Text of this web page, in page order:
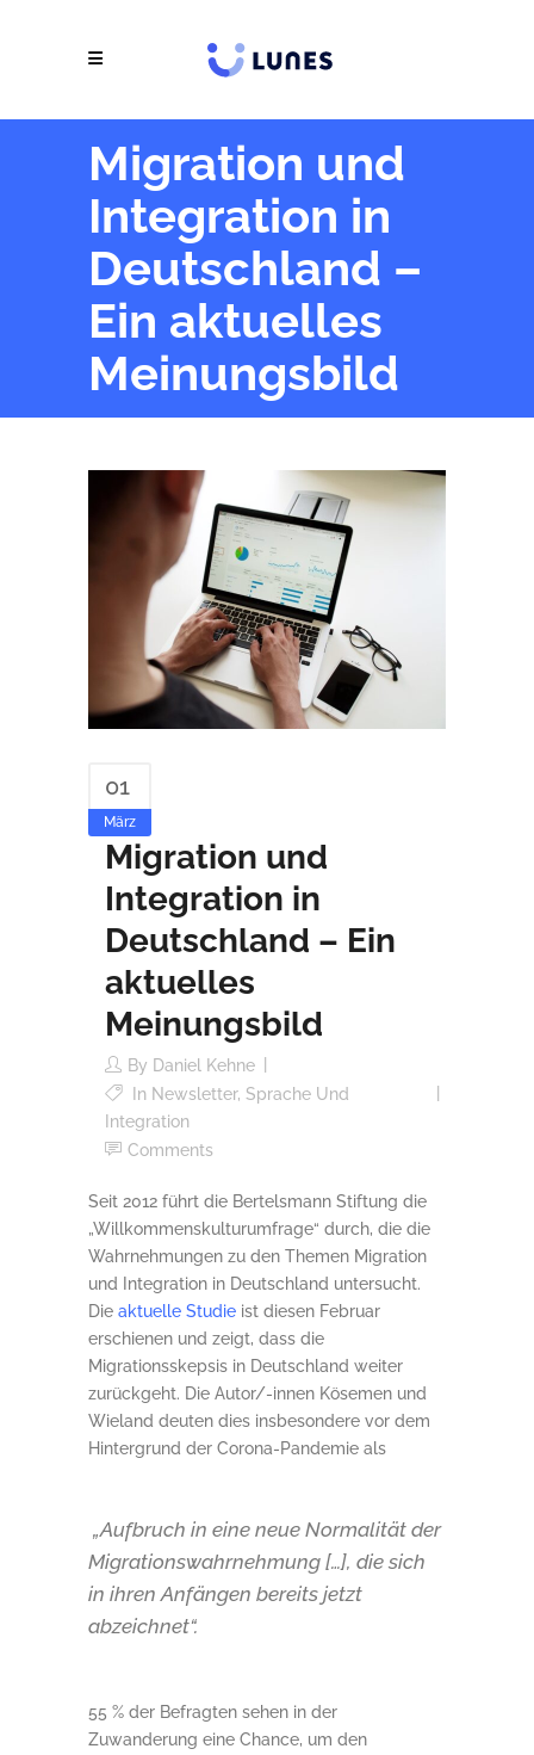
Migration und
Integration in
Deutschland –
Ein aktuelles
Meinungsbild
01
März
Migration und
Integration in
Deutschland – Ein
aktuelles
Meinungsbild
By Daniel Kehne
In Newsletter, Sprache Und
Integration
Comments
Seit 2012 führt die Bertelsmann Stiftung die
„Willkommenskulturumfrage“ durch, die die
Wahrnehmungen zu den Themen Migration
und Integration in Deutschland untersucht.
Die aktuelle Studie ist diesen Februar
erschienen und zeigt, dass die
Migrationsskepsis in Deutschland weiter
zurückgeht. Die Autor/-innen Kösemen und
Wieland deuten dies insbesondere vor dem
Hintergrund der Corona-Pandemie als
„Aufbruch in eine neue Normalität der
Migrationswahrnehmung […], die sich
in ihren Anfängen bereits jetzt
abzeichnet“.
55 % der Befragten sehen in der
Zuwanderung eine Chance, um den